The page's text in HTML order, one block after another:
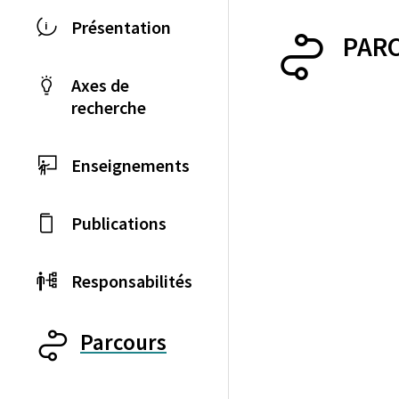
Présentation
Axes de
recherche
Enseignements
Publications
Responsabilités
Parcours